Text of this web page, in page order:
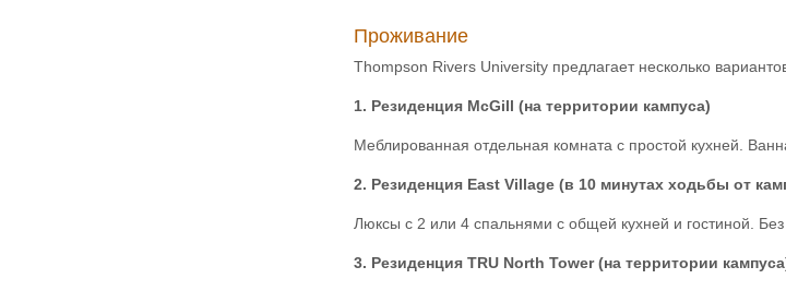
Проживание
Thompson Rivers University предлагает несколько
1. Резиденция McGill (на территории кампуса)
Меблированная отдельная комната с простой кухней.
2. Резиденция East Village (в 10 минутах ходьбы от
Люксы с 2 или 4 спальнями с общей кухней и гостиной. Без
3. Резиденция TRU North Tower (на территории